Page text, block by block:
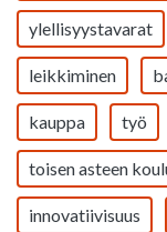
ylellisyystavarat
leikkiminen
kauppa työ
toisen asteen
innovatiivisuus